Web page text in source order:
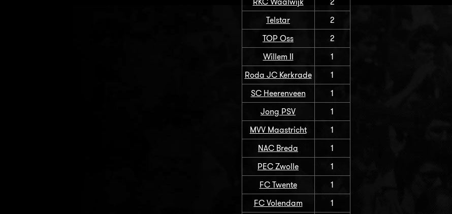
Telstar
2
TOP Oss
2
Willem II
1
Roda JC Kerkrade
1
SC Heerenveen
1
Jong PSV
1
MVV Maastricht
1
NAC Breda
1
PEC Zwolle
1
FC Twente
1
FC Volendam
1